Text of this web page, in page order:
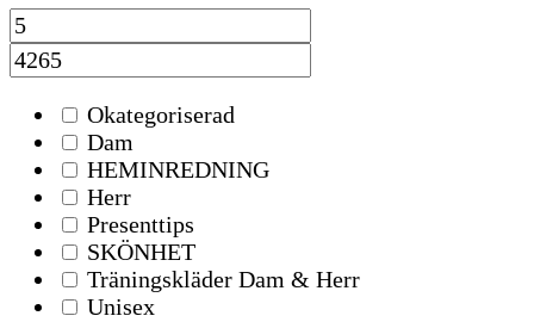
Okategoriserad
Dam
HEMINREDNING
Herr
Presenttips
SKÖNHET
Träningskläder Dam & Herr
Unisex